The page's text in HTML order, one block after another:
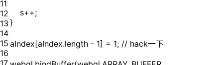
11
12
13
14
15
16
17
s++;
}
aIndex[aIndex.length - 1] = 1; // hack一下